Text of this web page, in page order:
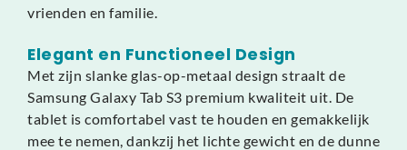
vrienden en familie.
Elegant en Functioneel Design
Met zijn slanke glas-op-metaal design straalt de
Samsung Galaxy Tab S3 premium kwaliteit uit. De
tablet is comfortabel vast te houden en gemakkelijk
mee te nemen, dankzij het lichte gewicht en de dunne